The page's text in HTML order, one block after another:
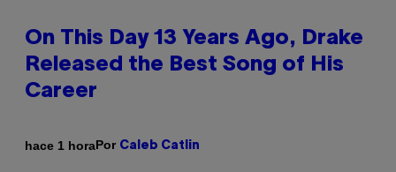
On This Day 13 Years Ago, Drake
Released the Best Song of His
Career
hace 1 horaPor Caleb Catlin